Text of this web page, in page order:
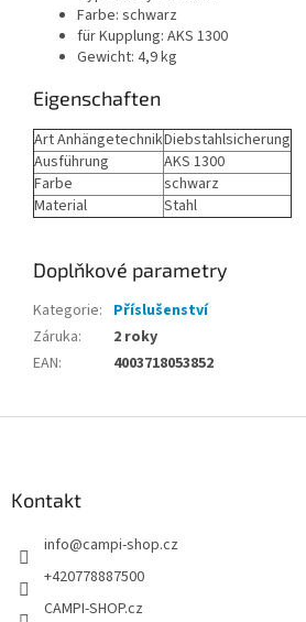
Farbe: schwarz
für Kupplung: AKS 1300
Gewicht: 4,9 kg
Eigenschaften
Art AnhängetechnikDiebstahlsicherung
Ausführung
AKS 1300
Farbe
schwarz
Material
Stahl
Doplňkové parametry
Kategorie: Příslušenství
Záruka:
2 roky
EAN: 4003718053852
Kontakt
info@campi-shop.cz
+420778887500
CAMPI-SHOP.cz